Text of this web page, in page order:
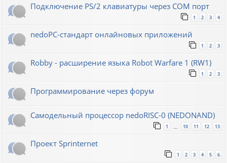
Подключение PS/2 клавиатуры через COM порт
1 2 3 4
nedoPC-стандарт онлайновых приложений
1 2 3
Robby - расширение языка Robot Warfare 1 (RW1)
1 2 3
Программирование через форум
Самодельный процессор nedoRISC-0 (NEDONAND)
1 10 11 12 13
Проект Sprinternet
1 2 3 4 5 6